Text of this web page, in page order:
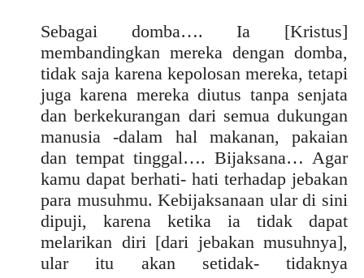
Sebagai domba…. Ia [Kristus]
membandingkan mereka dengan domba,
tidak saja karena kepolosan mereka, tetapi
juga karena mereka diutus tanpa senjata
dan berkekurangan dari semua dukungan
manusia -dalam hal makanan, pakaian
dan tempat tinggal…. Bijaksana… Agar
kamu dapat berhati- hati terhadap jebakan
para musuhmu. Kebijaksanaan ular di sini
dipuji, karena ketika ia tidak dapat
melarikan diri [dari jebakan musuhnya],
ular itu akan setidak- tidaknya